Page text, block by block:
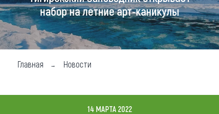
ALTAI
маральника
форум
зимовка
Туры
Где побывать
Чем заняться
Где остановиться
набор на летние арт-каникулы
Главная Новости
14 МАРТА 2022